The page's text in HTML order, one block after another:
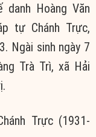
danh Hoàng Văn
tự Chánh Trực,
Ngài sinh ngày 7
Trà Trì, xã Hải